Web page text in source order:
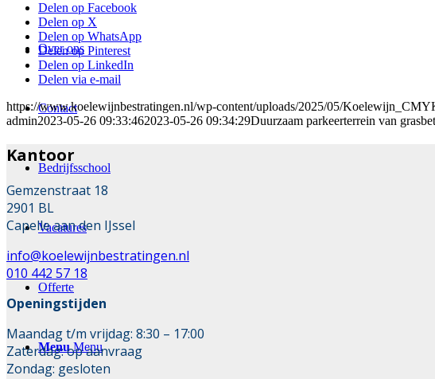
Over ons
Contact
Bedrijfsschool
Vacatures
Offerte
Menu Menu
Delen op Facebook
Delen op X
Delen op WhatsApp
Delen op Pinterest
Delen op LinkedIn
Delen via e-mail
https://www.koelewijnbestratingen.nl/wp-content/uploads/2025/05/
admin2023-05-26 09:33:462023-05-26 09:34:29Duurzaam parkeerterrein van
Kantoor
Gemzenstraat 18
2901 BL
Capelle aan den IJssel
info@koelewijnbestratingen.nl
010 442 57 18
Openingstijden
Maandag t/m vrijdag: 8:30 – 17:00
Zaterdag: op aanvraag
Zondag: gesloten